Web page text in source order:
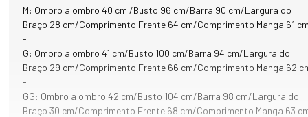
O modelo na cor branca é ideal para as mulheres que buscam uma
peça versátil, prática  e estilosa. A cor clássica da moda inverno
neutros ou com cores variadas. Abuse da criatividade e estilo! Para
um toque especial, os punhos e barra contam com acabamento em
do capuz. Possui ainda aplicação da marca Fiero na parte frontal
central e na parte das costas aplicado o mascote (Snowfox).
M: Ombro a ombro 40 cm /Busto 96 cm/Barra 90 cm/Largura do
Braço 28 cm/Comprimento Frente 64 cm/Comprimento Manga 61
-
G: Ombro a ombro 41 cm/Busto 100 cm/Barra 94 cm/Largura do
Braço 29 cm/Comprimento Frente 66 cm/Comprimento Manga 62
-
GG: Ombro a ombro 42 cm/Busto 104 cm/Barra 98 cm/Largura do
Braço 30 cm/Comprimento Frente 68 cm/Comprimento Manga 63